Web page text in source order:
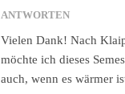
ANTWORTEN
Vielen Dank! Nach
möchte ich dieses
auch, wenn es wärmer